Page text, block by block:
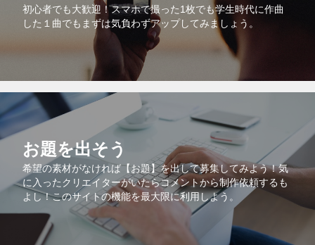
初心者でも大歓迎！スマホで撮った1枚でも学生時代に作曲
した１曲でもまずは気負わずアップしてみましょう。
お題を出そう
希望の素材がなければ【お題】を出して募集してみよう！気
に入ったクリエイターがいたらコメントから制作依頼するも
よし！このサイトの機能を最大限に利用しよう。